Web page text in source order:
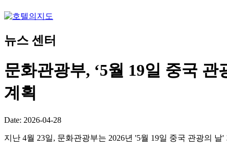
뉴스 센터
문화관광부, ‘5월 19일 중국
계획
Date: 2026-04-28
지난 4월 23일, 문화관광부는 2026년 '5월 19일 중국 관광의